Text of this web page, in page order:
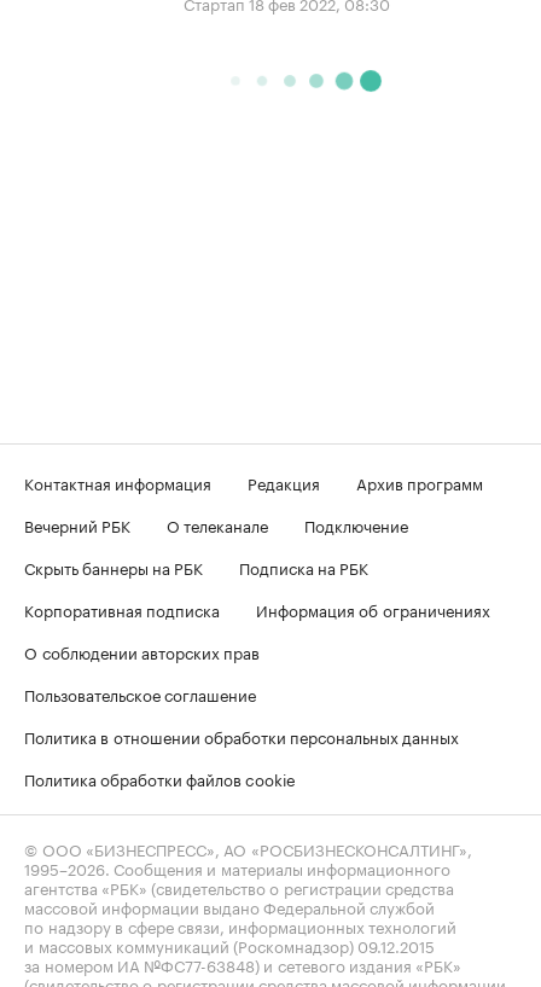
Контактная информация Редакция
Архив программ
Вечерний РБК
О телеканале
Подключение
Скрыть баннеры на РБК
Подписка на РБК
Корпоративная подписка
Информация об ограничениях
О соблюдении авторских прав
Пользовательское соглашение
Политика в отношении обработки персональных данных
Политика обработки файлов cookie
© ООО «БИЗНЕСПРЕСС», АО «РОСБИЗНЕСКОНСАЛТИНГ»,
1995–2026 . Сообщения и материалы информационного
агентства «РБК» (свидетельство о регистрации средства
массовой информации выдано Федеральной службой
по надзору в сфере связи, информационных технологий
и массовых коммуникаций (Роскомнадзор) 09.12.2015
за номером ИА №ФС77-63848) и сетевого издания «РБК»